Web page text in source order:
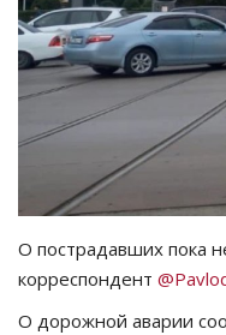
СПЕЦПРОЕКТЫ
СПОРТ
Чек-лист
РАЗВЛЕЧЕНИЯ
OFFICIAL
Курултай
О пострадавших пока
корреспондент
О дорожной аварии